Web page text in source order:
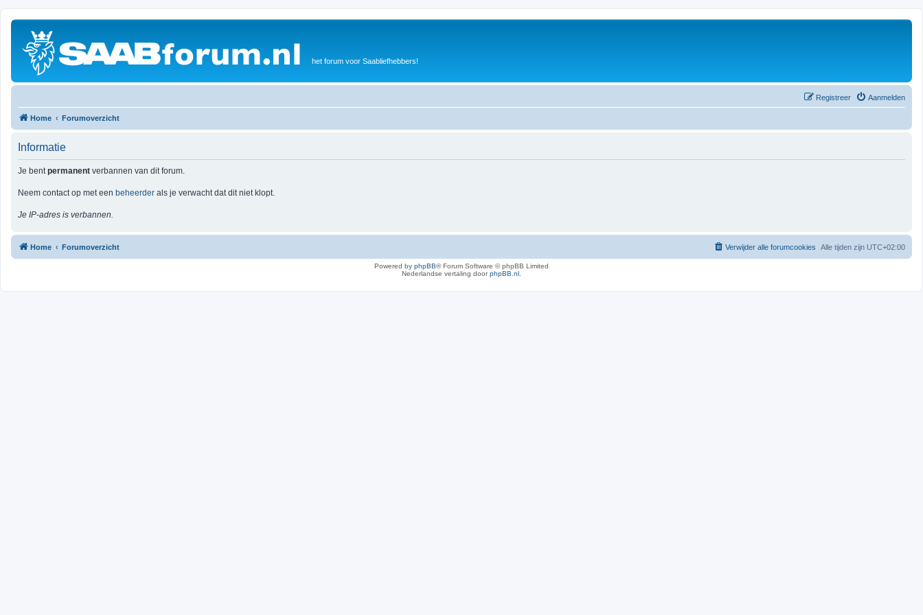
het forum voor Saabliefhebbers!
Aanmelden
Registreer
Home Forumoverzicht
Informatie
Je bentpermanent verbannen van dit forum.
Neem contact op met een beheerder als je verwacht dat dit niet klopt.
Je IP-adres is verbannen.
Home Forumoverzicht Alle tijden zijn UTC+02:00
Verwijder alle forumcookies
Powered by phpBB® Forum Software © phpBB Limited
Nederlandse vertaling doorphpBB.nl